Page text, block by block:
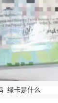
绿卡是什么